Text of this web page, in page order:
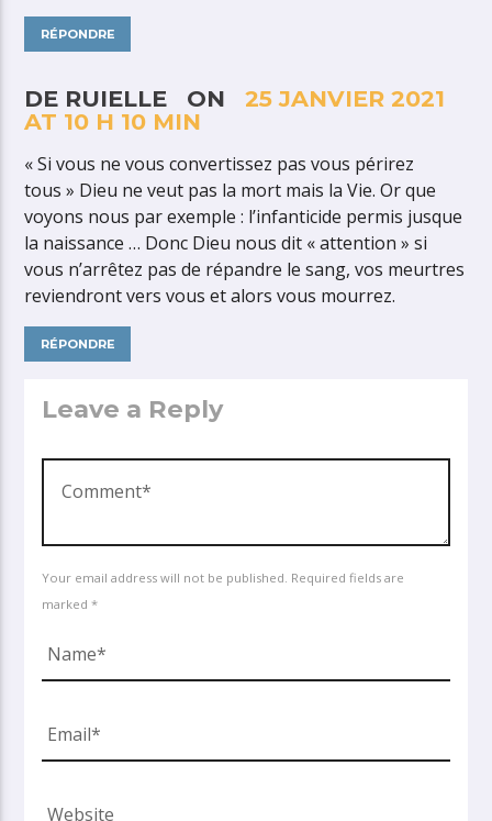
RÉPONDRE
DE RUIELLE ON25 JANVIER 2021
AT 10 H 10 MIN
« Si vous ne vous convertissez pas vous périrez
tous » Dieu ne veut pas la mort mais la Vie. Or que
voyons nous par exemple : l’infanticide permis jusque
la naissance … Donc Dieu nous dit « attention » si
vous n’arrêtez pas de répandre le sang, vos meurtres
reviendront vers vous et alors vous mourrez.
RÉPONDRE
Leave a Reply
Your email address will not be published. Required fields are
marked *